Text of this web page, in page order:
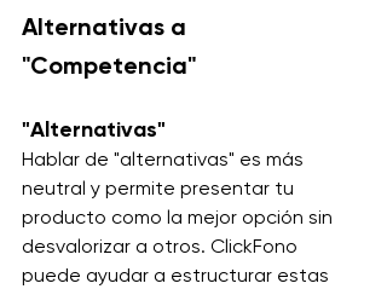
Alternativas a
"Competencia"
"Alternativas"
Hablar de "alternativas" es más
neutral y permite presentar tu
producto como la mejor opción sin
desvalorizar a otros. ClickFono
puede ayudar a estructurar estas